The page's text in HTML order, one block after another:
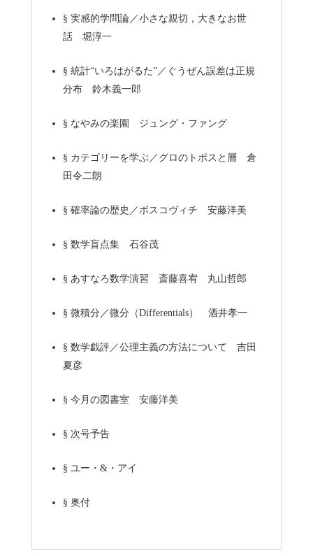
§ 実感的学問論／小さな親切，大きなお世
話 堀淳一
§ 統計“いろはがるた”／ぐうぜん誤差は正規
分布 鈴木義一郎
§ なやみの楽園 ジュング・ファング
§ カテゴリーを学ぶ／グロのトポスと層 倉
田令二朗
§ 確率論の歴史／ボスコヴィチ 安藤洋美
§ 数学盲点集 石谷茂
§ あすなろ数学演習 斎藤喜宥 丸山哲郎
§ 微積分／微分（Differentials） 酒井孝一
§ 数学戯評／公理主義の方法について 吉田
夏彦
§ 今月の図書室 安藤洋美
§ 次号予告
§ ユー・&・アイ
§ 奥付